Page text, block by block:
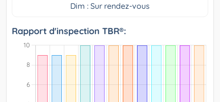
Dim : Sur rendez-vous
Rapport d'inspection TBR®: